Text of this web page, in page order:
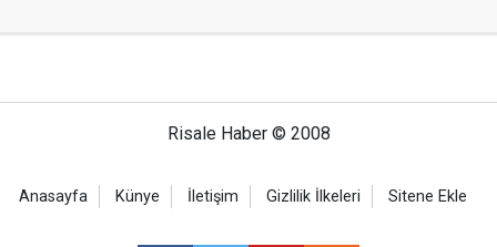
Risale Haber © 2008
Anasayfa Künye İletişim Gizlilik İlkeleri Sitene Ekle